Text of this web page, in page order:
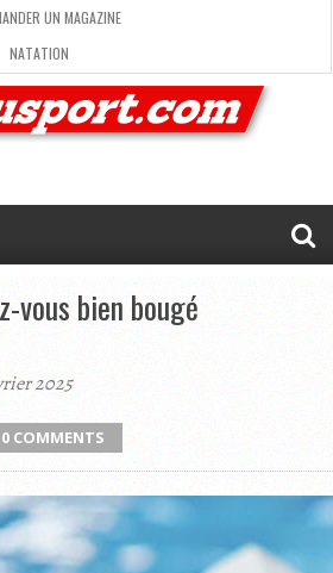
UN MAGAZINE
NATATION
TRAIL RUNNING
MAG’ EN LIGNE
vous bien bougé
2025
0 COMMENTS